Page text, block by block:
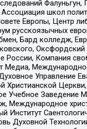
Фалуньгун,
школ
Европы, Центр
русскоязычных
Бард колледж,
Оксфордский
России, Компания
Медиа,
Управление
Христианской
Учебное Заведение
Международное
Институт
Духовной